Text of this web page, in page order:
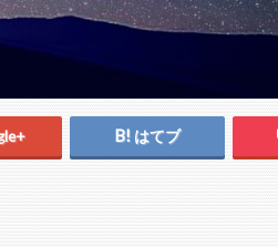
はてブ